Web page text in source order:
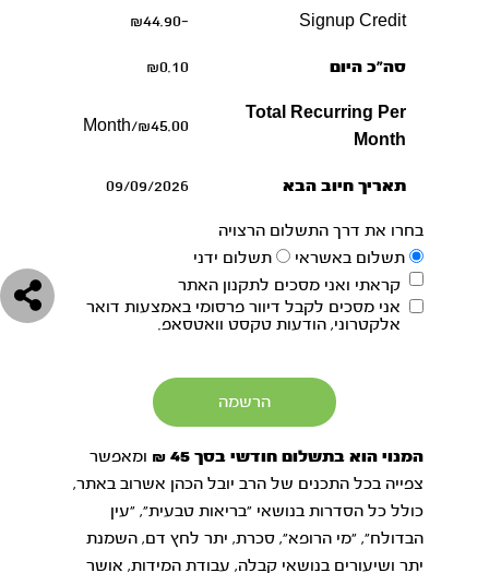
Signup Credit
-₪44.90
סה"כ היום ₪0.10
Total Recurring Per
Month
₪45.00/Month
תאריך חיוב הבא 09/09/2026
בחרו את דרך התשלום הרצויה
קראתי ואני מסכים לתקנון האתר
אני מסכים לקבל דיוור פרסומי באמצעות דואר
אלקטרוני, הודעות טקסט וואטסאפ.
המנוי הוא בתשלום חודשי בסך 45 ₪
ומאפשר
צפייה בכל התכנים של הרב יובל הכהן אשרוב באתר,
כולל כל הסדרות בנושאי ״בריאות טבעית״, ״עין
הבדולח״, ״מי הרופא״, סכרת, יתר לחץ דם, השמנת
יתר ושיעורים בנושאי קבלה, עבודת המידות, אושר